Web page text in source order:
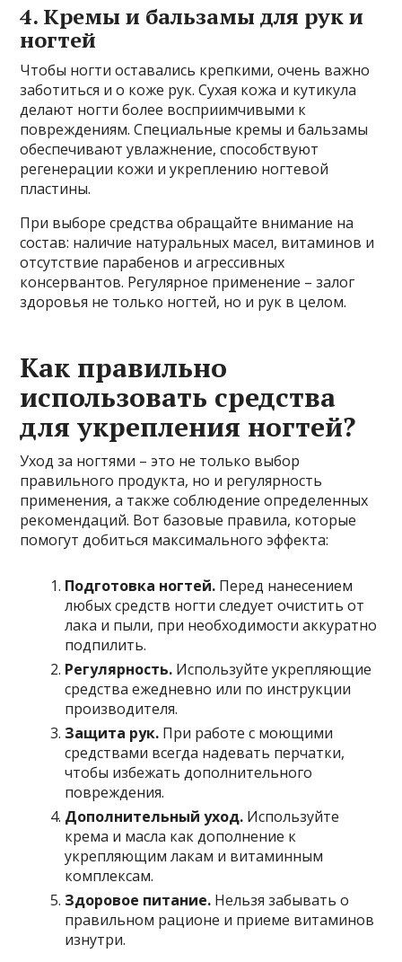
4. Кремы и бальзамы для рук и
ногтей
Чтобы ногти оставались крепкими, очень важно
заботиться и о коже рук. Сухая кожа и кутикула
делают ногти более восприимчивыми к
повреждениям. Специальные кремы и бальзамы
обеспечивают увлажнение, способствуют
регенерации кожи и укреплению ногтевой
пластины.
При выборе средства обращайте внимание на
состав: наличие натуральных масел, витаминов и
отсутствие парабенов и агрессивных
консервантов. Регулярное применение – залог
здоровья не только ногтей, но и рук в целом.
Как правильно
использовать средства
для укрепления ногтей?
Уход за ногтями – это не только выбор
правильного продукта, но и регулярность
применения, а также соблюдение определенных
рекомендаций. Вот базовые правила, которые
помогут добиться максимального эффекта:
Подготовка ногтей. Перед нанесением
любых средств ногти следует очистить от
лака и пыли, при необходимости аккуратно
подпилить.
Регулярность. Используйте укрепляющие
средства ежедневно или по инструкции
производителя.
Защита рук. При работе с моющими
средствами всегда надевать перчатки,
чтобы избежать дополнительного
повреждения.
Дополнительный уход. Используйте
крема и масла как дополнение к
укрепляющим лакам и витаминным
комплексам.
Здоровое питание. Нельзя забывать о
правильном рационе и приеме витаминов
изнутри.